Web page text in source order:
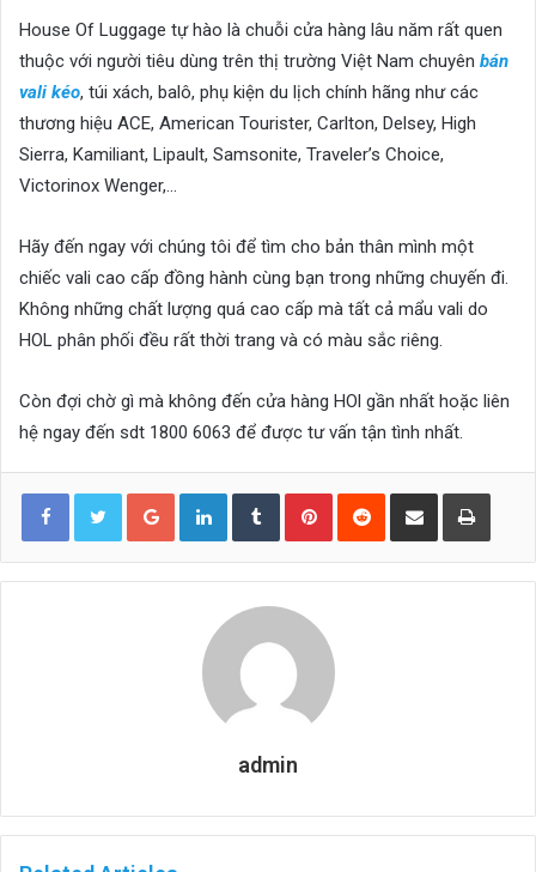
House Of Luggage tự hào là chuỗi cửa hàng lâu năm rất quen
thuộc với người tiêu dùng trên thị trường Việt Nam chuyên bán
vali kéo, túi xách, balô, phụ kiện du lịch chính hãng như các
thương hiệu ACE, American Tourister, Carlton, Delsey, High
Sierra, Kamiliant, Lipault, Samsonite, Traveler’s Choice,
Victorinox Wenger,…
Hãy đến ngay với chúng tôi để tìm cho bản thân mình một
chiếc vali cao cấp đồng hành cùng bạn trong những chuyến đi.
Không những chất lượng quá cao cấp mà tất cả mẩu vali do
HOL phân phối đều rất thời trang và có màu sắc riêng.
Còn đợi chờ gì mà không đến cửa hàng HOl gần nhất hoặc liên
hệ ngay đến sdt 1800 6063 để được tư vấn tận tình nhất.
Google+LinkedInTumblr PinterestReddit Share via Email Print
admin